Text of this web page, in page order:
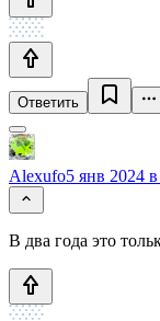
Ответить
Alexufo5 янв 2024
В два года это